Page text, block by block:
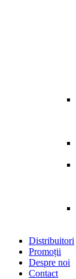
Distribuitori
Promoții
Despre noi
Contact